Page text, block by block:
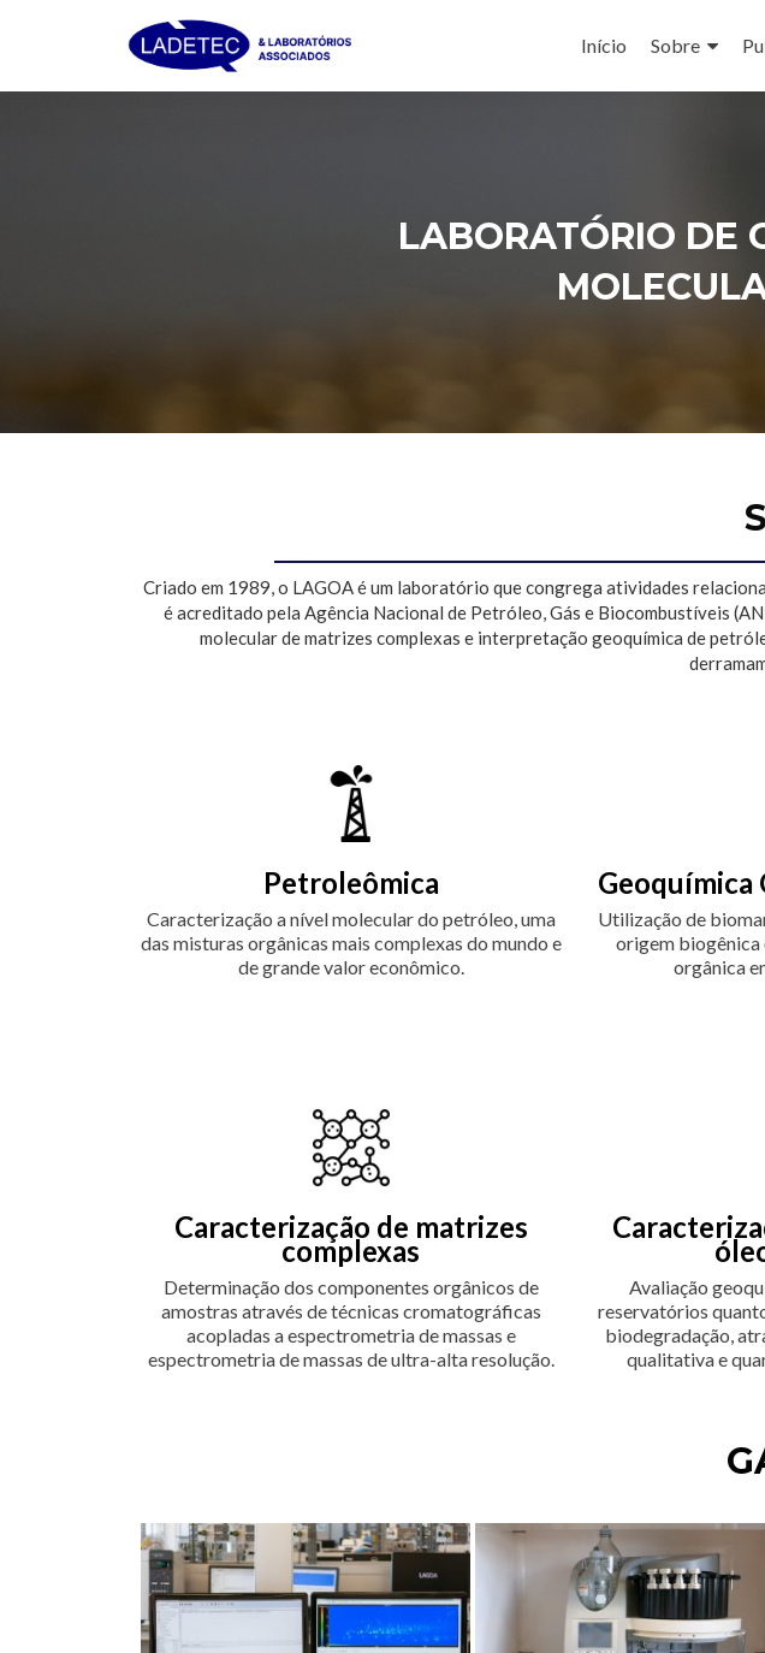
para
conteúdo
Início Sobre
LABORATÓRIO DE
Criado em 1989, o LAGOA é um laboratório que congrega atividades
é acreditado pela Agência Nacional de Petróleo, Gás e Biocombustíveis
molecular de matrizes complexas e interpretação geoquímica de
Petroleômica
Caracterização a nível molecular do petróleo, uma
das misturas orgânicas mais complexas do mundo e
de grande valor econômico.
Utilização de
origem biogênica
orgânica
Caracterização de matrizes
complexas
Determinação dos componentes orgânicos de
amostras através de técnicas cromatográficas
acopladas a espectrometria de massas e
espectrometria de massas de ultra-alta resolução.
Avaliação
reservatórios
biodegradação,
qualitativa e